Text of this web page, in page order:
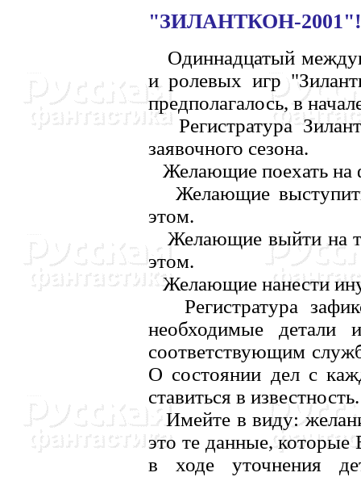
"ЗИЛАHТКОH-2001"!
Одиннадцатый
и ролевых игр
предполагалось, в
Регистратура
заявочного сезона.
Желающие поехать на
Желающие
этом.
Желающие выйти на
этом.
Желающие нанести
Регистратура
необходимые детали
соответствующим
О состоянии дел с
ставиться в известность.
Имейте в виду:
это те данные, которые
в ходе уточнения